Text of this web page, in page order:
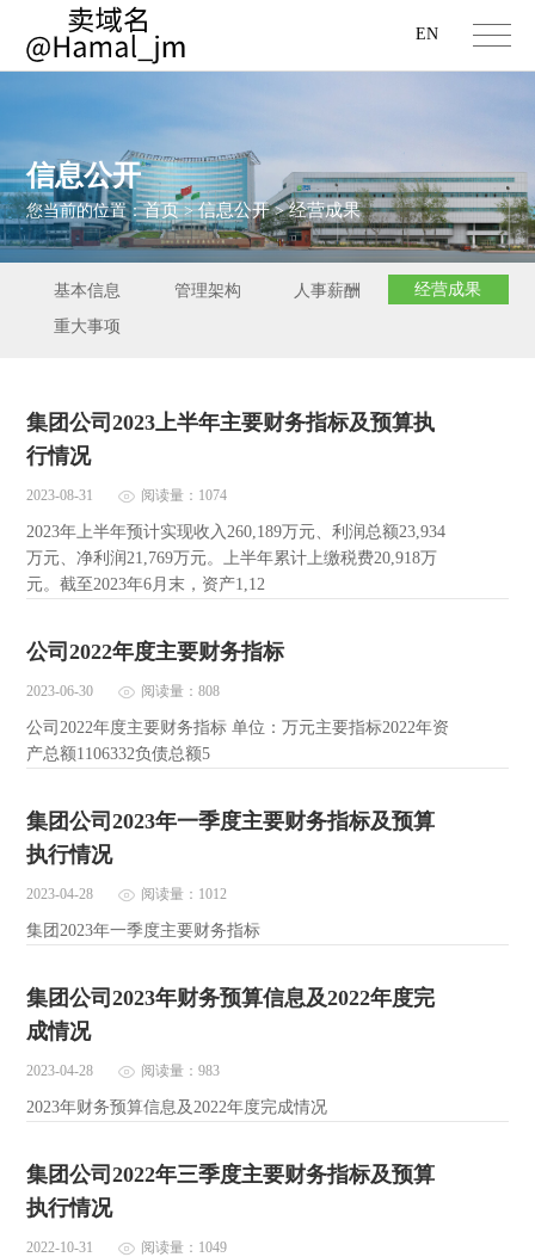
EN
信息公开
您当前的位置：首页>信息公开>经营成果
基本信息 管理架构 人事薪酬 经营成果
重大事项
集团公司2023上半年主要财务指标及预算执
行情况
2023-08-31 阅读量：1074
2023年上半年预计实现收入260,189万元、利润总额23,934
万元、净利润21,769万元。上半年累计上缴税费20,918万
元。截至2023年6月末，资产1,12
公司2022年度主要财务指标
2023-06-30 阅读量：808
公司2022年度主要财务指标 单位：万元主要指标2022年资
产总额1106332负债总额5
集团公司2023年一季度主要财务指标及预算
执行情况
2023-04-28 阅读量：1012
集团2023年一季度主要财务指标
集团公司2023年财务预算信息及2022年度完
成情况
2023-04-28 阅读量：983
2023年财务预算信息及2022年度完成情况
集团公司2022年三季度主要财务指标及预算
执行情况
2022-10-31 阅读量：1049